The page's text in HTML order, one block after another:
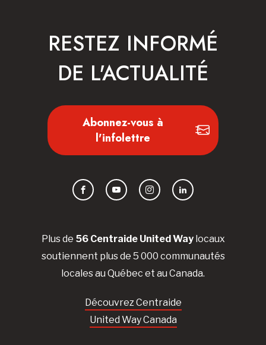
Plus de 56 Centraide United Waylocaux
soutiennent plus de 5 000 communautés
locales au Québec et au Canada.
Découvrez Centraide
United Way Canada
RESTEZ INFORMÉ
DE L'ACTUALITÉ
Abonnez-vous à
l'infolettre
FacebookYouTubeInstagramLinkedIn